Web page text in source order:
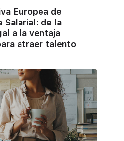
Europea de
Salarial: de la
a la ventaja
atraer talento